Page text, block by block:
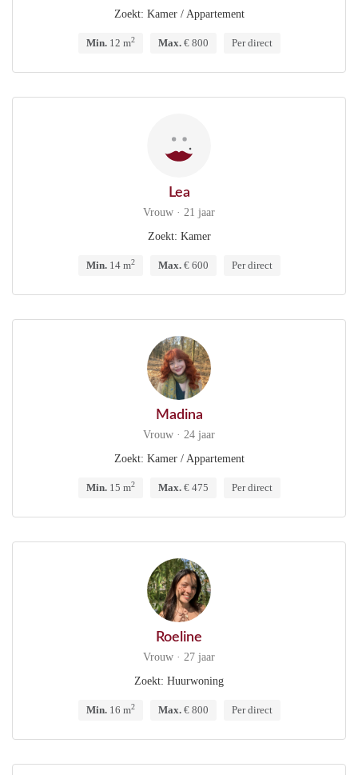
Zoekt: Kamer / Appartement
Min.12 m2 Max.€ 800 Per direct
Lea
Vrouw · 21 jaar
Zoekt: Kamer
Min.14 m2 Max.€ 600 Per direct
Madina
Vrouw · 24 jaar
Zoekt: Kamer / Appartement
Min.15 m2 Max.€ 475 Per direct
Roeline
Vrouw · 27 jaar
Zoekt: Huurwoning
Min.16 m2 Max.€ 800 Per direct